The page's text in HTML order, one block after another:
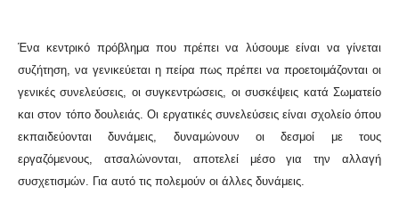
Ένα κεντρικό πρόβλημα που πρέπει να λύσουμε είναι να γίνεται
συζήτηση, να γενικεύεται η πείρα πως πρέπει να προετοιμάζονται οι
γενικές συνελεύσεις, οι συγκεντρώσεις, οι συσκέψεις κατά Σωματείο
και στον τόπο δουλειάς. Οι εργατικές συνελεύσεις είναι σχολείο όπου
εκπαιδεύονται δυνάμεις, δυναμώνουν οι δεσμοί με τους
εργαζόμενους, ατσαλώνονται, αποτελεί μέσο για την αλλαγή
συσχετισμών. Για αυτό τις πολεμούν οι άλλες δυνάμεις.